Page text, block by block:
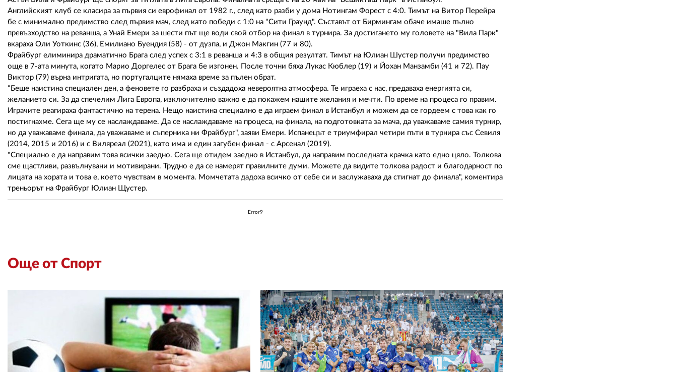
Английският клуб се класира за първия си еврофинал от 1982 г., след като разби у дома Нотингам Форест с 4:0. Тимът на Витор Перейра
бе с минимално предимство след първия мач, след като победи с 1:0 на "Сити Граунд". Съставът от Бирмингам обаче имаше пълно
превъзходство на реванша, а Унай Емери за шести път ще води свой отбор на финал в турнира. За достигането му головете на "Вила Парк"
вкараха Оли Уоткинс (36), Емилиано Буендия (58) - от дузпа, и Джон Макгин (77 и 80).
Фрайбург елиминира драматично Брага след успех с 3:1 в реванша и 4:3 в общия резултат. Тимът на Юлиан Шустер получи предимство
още в 7-ата минута, когато Марио Доргелес от Брага бе изгонен. После точни бяха Лукас Кюблер (19) и Йохан Манзамби (41 и 72). Пау
Виктор (79) върна интригата, но португалците нямаха време за пълен обрат.
"Беше наистина специален ден, а феновете го разбраха и създадоха невероятна атмосфера. Те играеха с нас, предаваха енергията си,
желанието си. За да спечелим Лига Европа, изключително важно е да покажем нашите желания и мечти. По време на процеса го правим.
Играчите реагираха фантастично на терена. Нещо наистина специално е да играем финал в Истанбул и можем да се гордеем с това как го
постигнахме. Сега ще му се наслаждаваме. Да се наслаждаваме на процеса, на финала, на подготовката за мача, да уважаваме самия турнир,
но да уважаваме финала, да уважаваме и съперника ни Фрайбург", заяви Емери. Испанецът е триумфирал четири пъти в турнира със Севиля
(2014, 2015 и 2016) и с Виляреал (2021), като има и един загубен финал - с Арсенал (2019).
"Специално е да направим това всички заедно. Сега ще отидем заедно в Истанбул, да направим последната крачка като едно цяло. Толкова
сме щастливи, развълнувани и мотивирани. Трудно е да се намерят правилните думи. Можете да видите толкова радост и благодарност по
лицата на хората и това е, което чувствам в момента. Момчетата дадоха всичко от себе си и заслужаваха да стигнат до финала", коментира
треньорът на Фрайбург Юлиан Щустер.
Error9
Още от Спорт